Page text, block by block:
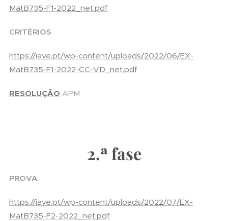
MatB735-F1-2022_net.pdf
CRITÉRIOS
https://iave.pt/wp-content/uploads/2022/06/EX-
MatB735-F1-2022-CC-VD_net.pdf
RESOLUÇÃO APM
2.ª fase
PROVA
https://iave.pt/wp-content/uploads/2022/07/EX-
MatB735-F2-2022_net.pdf